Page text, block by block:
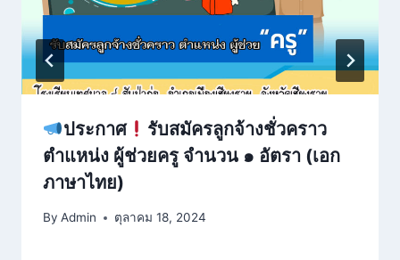
ประกาศ
รับสมัครลูกจ้างชั่วคราว
ตำแหน่ง ผู้ช่วยครู จำนวน ๑ อัตรา (เอก
ภาษาไทย)
By Admin ตุลาคม 18, 2024